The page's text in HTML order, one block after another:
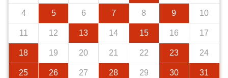
4 5 6 7 8 9 10
11 12 13 14 15 16 17
18 19 20 21 22 23 24
25 26 27 28 29 30 31